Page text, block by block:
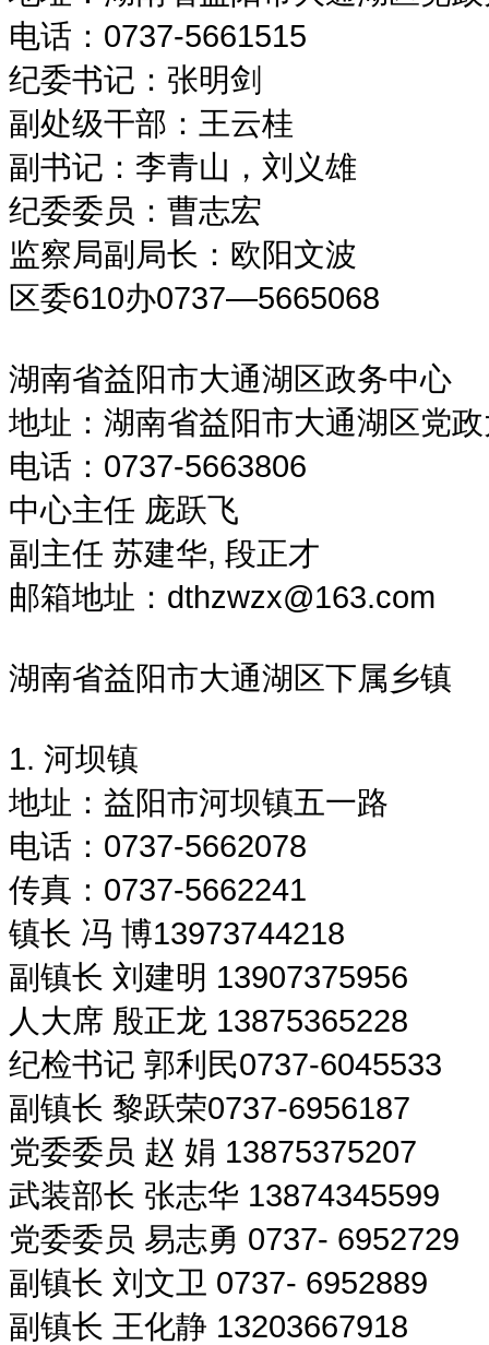
电话：0737-5661515
纪委书记：张明剑
副处级干部：王云桂
副书记：李青山，刘义雄
纪委委员：曹志宏
监察局副局长：欧阳文波
区委610办0737—5665068
湖南省益阳市大通湖区政务中心
地址：湖南省益阳市大通湖区党
电话：0737-5663806
中心主任 庞跃飞
副主任 苏建华, 段正才
邮箱地址：dthzwzx@163.com
湖南省益阳市大通湖区下属乡镇
1. 河坝镇
地址：益阳市河坝镇五一路
电话：0737-5662078
传真：0737-5662241
镇长 冯 博13973744218
副镇长 刘建明 13907375956
人大席 殷正龙 13875365228
纪检书记 郭利民0737-6045533
副镇长 黎跃荣0737-6956187
党委委员 赵 娟 13875375207
武装部长 张志华 13874345599
党委委员 易志勇 0737- 6952729
副镇长 刘文卫 0737- 6952889
副镇长 王化静 13203667918